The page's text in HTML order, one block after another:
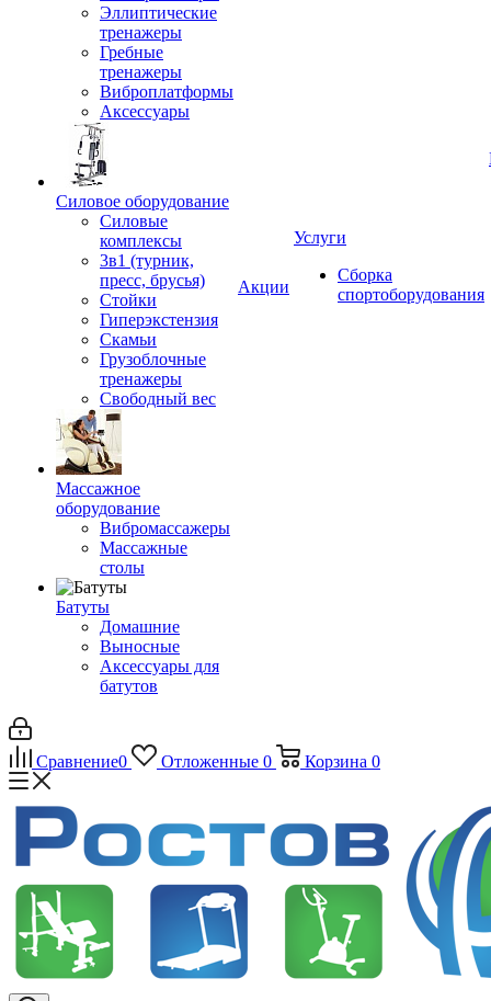
Эллиптические
тренажеры
Гребные
тренажеры
Виброплатформы
Аксессуары
Силовое оборудование
Силовые
комплексы
3в1 (турник,
пресс, брусья)
Стойки
Гиперэкстензия
Скамьи
Грузоблочные
тренажеры
Свободный вес
Массажное
оборудование
Вибромассажеры
Массажные
столы
Батуты
Домашние
Выносные
Аксессуары для
батутов
Акции
Услуги
Сборка
спортоборудования
Сравнение0 Отложенные 0 Корзина 0